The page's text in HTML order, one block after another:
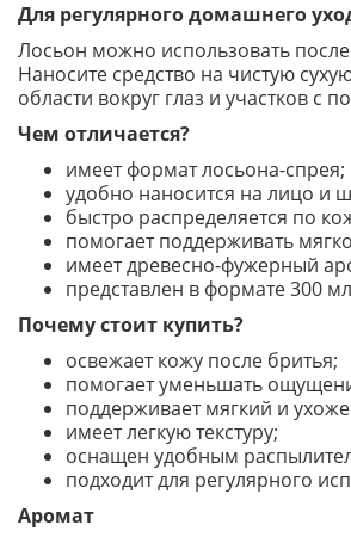
Для регулярного домашнего
Лосьон можно использовать
Наносите средство на чистую
области вокруг глаз и участков с
Чем отличается?
имеет формат лосьона-спрея;
удобно наносится на лицо и
быстро распределяется по
помогает поддерживать
имеет древесно-фужерный
представлен в формате 300
Почему стоит купить?
освежает кожу после бритья;
помогает уменьшать
поддерживает мягкий и
имеет легкую текстуру;
оснащен удобным
подходит для регулярного
Аромат